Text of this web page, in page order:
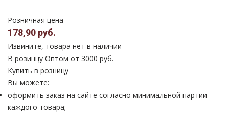
Розничная цена
178,90 руб.
Извините, товара нет в наличии
В розинцу Оптом от 3000 руб.
Купить в розницу
Вы можете:
оформить заказ на сайте согласно минимальной партии
каждого товара;